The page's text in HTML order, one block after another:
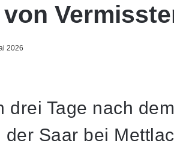
2026
drei Tage nach
Saar bei